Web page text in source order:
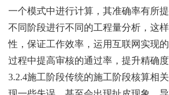
一个模式中进行计算，其准确率有所
不同阶段进行不同的工程量分析，这
性，保证工作效率，运用互联网实现
过程中提高审核的通过率，提升精确度
3.2.4施工阶段传统的施工阶段核算相